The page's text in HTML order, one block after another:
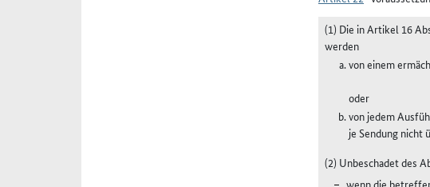
(1) Die in Artikel 16
werden
von einem
oder
von jedem
je Sendung nicht
(2) Unbeschadet des
wenn die